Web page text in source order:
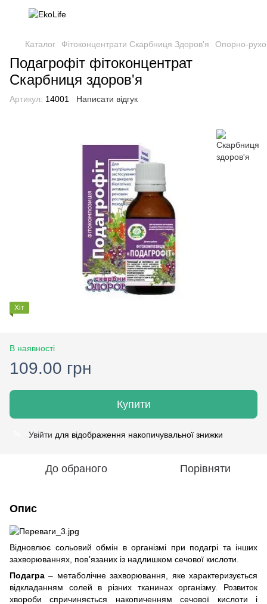
Каталог Фітоконцентрати Скарбниця Здоров'я Опорно-
Подагрофіт фітоконцентрат
Скарбниця здоров'я
Артикул: 14001 Написати відгук
Хіт
В наявності
109.00 грн
Купити
Увійти для відображення накопичувальної знижки
До обраного Порівняти
Опис
Відновлює сольовий обмін в організмі при подагрі та інших
захворюваннях, пов՚язаних із надлишком сечової кислоти.
Подагра – метаболічне захворювання, яке характеризується
відкладанням солей в різних тканинах організму. Розвиток
хвороби спричиняється накопиченням сечової кислоти і